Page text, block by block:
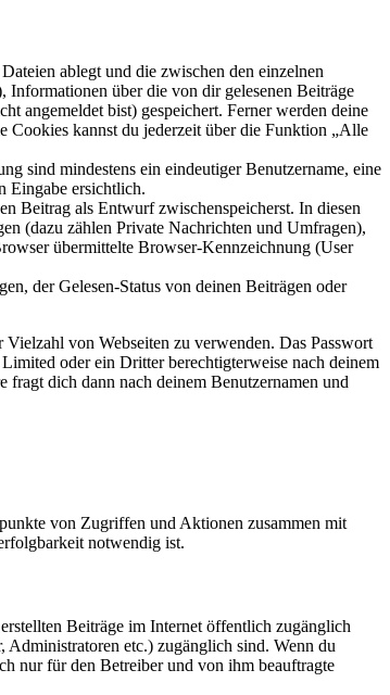
ablegt und die zwischen den einzelnen
über die von dir gelesenen Beiträge
angemeldet bist) gespeichert. Ferner werden deine
Cookies kannst du jederzeit über die Funktion „Alle
sind mindestens ein eindeutiger Benutzername, eine
Eingabe ersichtlich.
Beitrag als Entwurf zwischenspeicherst. In diesen
(dazu zählen Private Nachrichten und Umfragen),
übermittelte Browser-Kennzeichnung (User
der Gelesen-Status von deinen Beiträgen oder
von Webseiten zu verwenden. Das Passwort
oder ein Dritter berechtigterweise nach deinem
fragt dich dann nach deinem Benutzernamen und
von Zugriffen und Aktionen zusammen mit
notwendig ist.
Beiträge im Internet öffentlich zugänglich
Administratoren etc.) zugänglich sind. Wenn du
nur für den Betreiber und von ihm beauftragte